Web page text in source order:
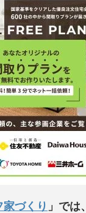
家づくり 」では、